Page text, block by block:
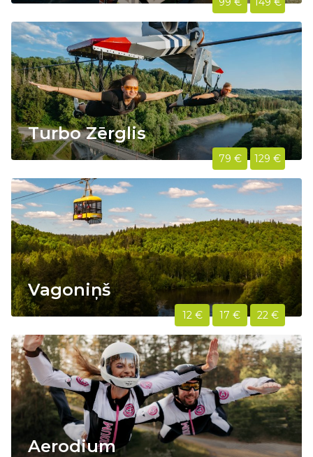
Turbo Zērglis
79 € 129 €
Vagoniņš
12 € 17 € 22 €
Aerodium